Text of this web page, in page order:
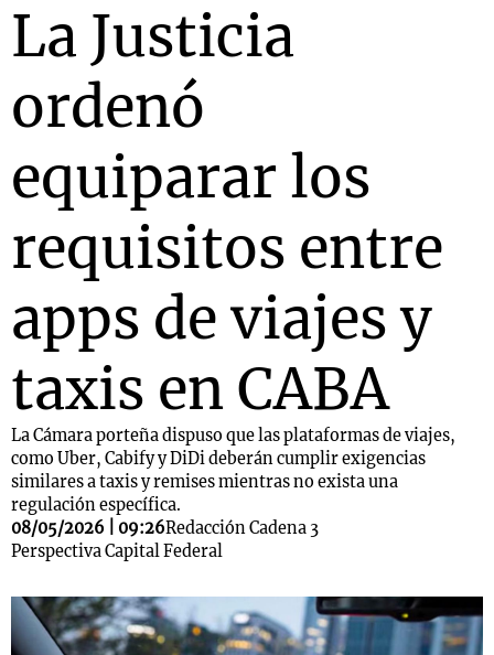
La Justicia
ordenó
equiparar los
requisitos entre
apps de viajes y
taxis en CABA
La Cámara porteña dispuso que las plataformas de viajes,
como Uber, Cabify y DiDi deberán cumplir exigencias
similares a taxis y remises mientras no exista una
regulación específica.
08/05/2026 | 09:26Redacción Cadena 3
Perspectiva Capital Federal